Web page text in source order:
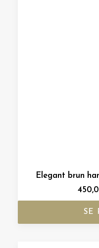
Elegant brun
SE